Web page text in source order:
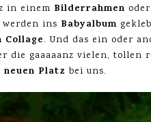
in einem Bilderrahmen
ins Babyalbum
Collage. Und das ein oder
die gaaaaanz vielen, tollen
Platz bei uns.